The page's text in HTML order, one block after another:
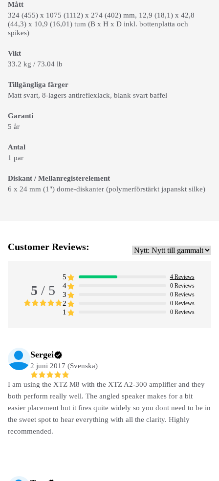
Mått
324 (455) x 1075 (1112) x 274 (402) mm, 12,9 (18,1) x 42,8
(44,3) x 10,9 (16,01) tum (B x H x D inkl. bottenplatta och
spikes)
Vikt
33.2 kg / 73.04 lb
Tillgängliga färger
Matt svart, 8-lagers antireflexlack, blank svart baffel
Garanti
5 år
Antal
1 par
Diskant / Mellanregisterelement
6 x 24 mm (1") dome-diskanter (polymerförstärkt japanskt silke)
Customer Reviews:
5 / 5
5 4 Reviews
4 0 Reviews
3 0 Reviews
2 0 Reviews
1 0 Reviews
Sergei
2 juni 2017 (Svenska)
I am using the XTZ M8 with the XTZ A2-300 amplifier and they
both perform really well. The angled speaker makes for a bit
easier placement but it fires quite widely so you dont need to be in
the sweet spot to hear everything with all the clarity. Highly
recommended.